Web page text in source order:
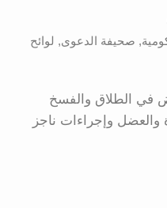
, صحيفة الدعوى, لوائح
في الطلاق والفسخ
والعضل وإجراءات ناجز